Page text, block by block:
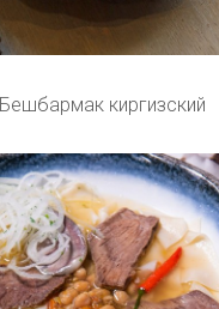
Бешбармак киргизский